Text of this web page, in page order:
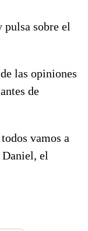
sobre el
las opiniones
de
vamos a
el